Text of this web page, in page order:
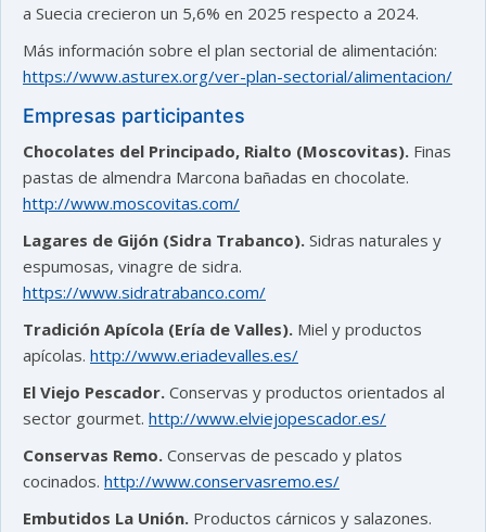
a Suecia crecieron un 5,6% en 2025 respecto a 2024.
Más información sobre el plan sectorial de alimentación:
https://www.asturex.org/ver-plan-sectorial/alimentacion/
Empresas participantes
Chocolates del Principado, Rialto (Moscovitas). Finas
pastas de almendra Marcona bañadas en chocolate.
http://www.moscovitas.com/
Lagares de Gijón (Sidra Trabanco). Sidras naturales y
espumosas, vinagre de sidra.
https://www.sidratrabanco.com/
Tradición Apícola (Ería de Valles). Miel y productos
apícolas. http://www.eriadevalles.es/
El Viejo Pescador. Conservas y productos orientados al
sector gourmet. http://www.elviejopescador.es/
Conservas Remo. Conservas de pescado y platos
cocinados. http://www.conservasremo.es/
Embutidos La Unión. Productos cárnicos y salazones.